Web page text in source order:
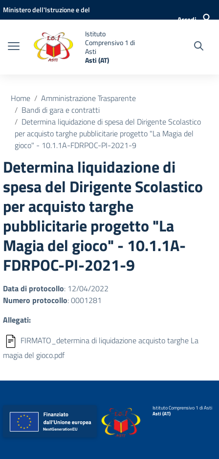
Vai ai contenuti
Vai al menu di navigazione
Vai al footer
Ministero dell'Istruzione e del
Accedi
Istituto
Comprensivo 1 di
Asti
Asti (AT)
Home
Amministrazione Trasparente
Bandi di gara e contratti
Determina liquidazione di spesa del Dirigente Scolastico
per acquisto targhe pubblicitarie progetto "La Magia del
gioco" - 10.1.1A-FDRPOC-PI-2021-9
Determina liquidazione di
spesa del Dirigente Scolastico
per acquisto targhe
pubblicitarie progetto "La
Magia del gioco" - 10.1.1A-
FDRPOC-PI-2021-9
Data di protocollo: 12/04/2022
Numero protocollo: 0001281
Allegati:
FIRMATO_determina di liquidazione acquisto targhe La
magia del gioco.pdf
Istituto Comprensivo 1 di Asti
Asti (AT)